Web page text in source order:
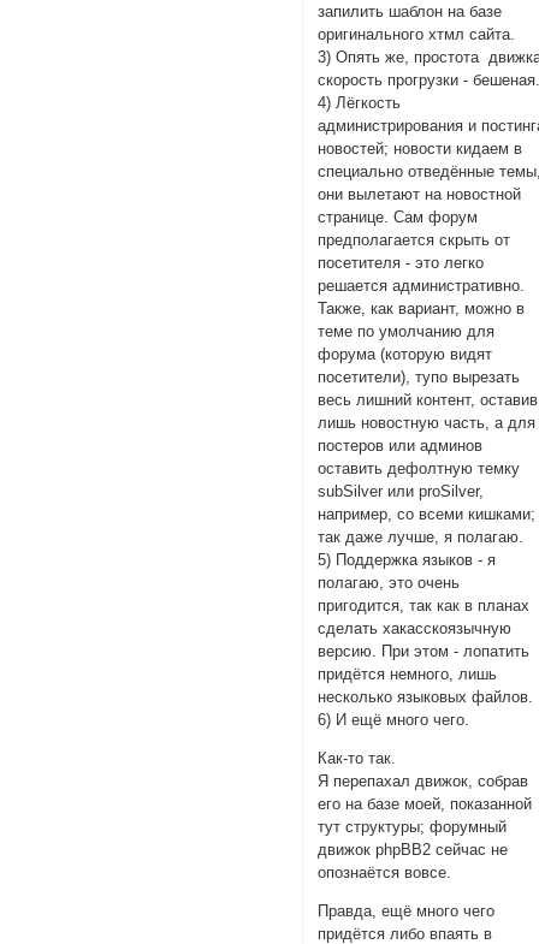
запилить шаблон на базе
оригинального хтмл сайта.
3) Опять же, простота
скорость прогрузки -
4) Лёгкость
администрирования и
новостей; новости кидаем в
специально отведённые
они вылетают на новостной
странице. Сам форум
предполагается скрыть от
посетителя - это легко
решается административно.
Также, как вариант, можно в
теме по умолчанию для
форума (которую видят
посетители), тупо вырезать
весь лишний контент, оставив
лишь новостную часть, а для
постеров или админов
оставить дефолтную темку
subSilver или proSilver,
например, со всеми кишками;
так даже лучше, я полагаю.
5) Поддержка языков - я
полагаю, это очень
пригодится, так как в планах
сделать хакасскоязычную
версию. При этом - лопатить
придётся немного, лишь
несколько языковых файлов.
6) И ещё много чего.
Как-то так.
Я перепахал движок, собрав
его на базе моей, показанной
тут структуры; форумный
движок phpBB2 сейчас не
опознаётся вовсе.
Правда, ещё много чего
придётся либо впаять в